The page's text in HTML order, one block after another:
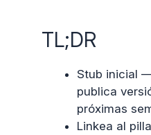
TL;DR
Stub inicial
publica
próximas
Linkea al